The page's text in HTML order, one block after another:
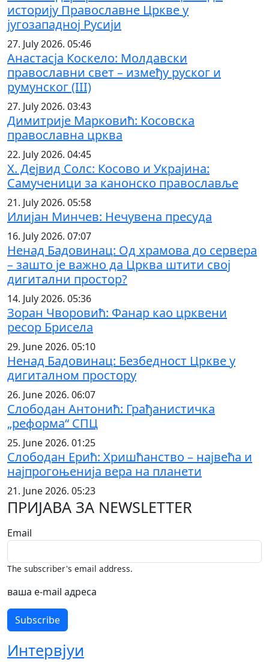
историју Православне Цркве у
југозападној Русији
27. July 2026. 05:46
Анастасја Коскело: Молдавски
православни свет – између руског и
румунског (III)
27. July 2026. 03:43
Димитрије Марковић: Косовска
православна црква
22. July 2026. 04:45
Х. Дејвид Солс: Косово и Украјина:
Самученици за канонско православље
21. July 2026. 05:58
Илијан Минчев: Нечувена пресуда
16. July 2026. 07:07
Ненад Бадовинац: Од храмова до сервера
– зашто је важно да Црква штити свој
дигитални простор?
14. July 2026. 05:36
Зоран Чворовић: Фанар као црквени
ресор Брисела
29. June 2026. 05:10
Ненад Бадовинац: Безбедност Цркве у
дигиталном простору
26. June 2026. 06:07
Слободан Антонић: Грађанистичка
„реформа“ СПЦ
25. June 2026. 01:25
Слободан Ерић: Хришћанство – највећа и
најпрогоњенија вера на планети
21. June 2026. 05:23
ПРИЈАВА ЗА NEWSLETTER
Email
The subscriber's email address.
ваша е-mail адреса
Интервјуи